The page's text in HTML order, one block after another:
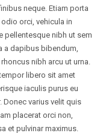
neque. Etiam porta
orci, vehicula in
pellentesque nibh ut sem
a dapibus bibendum,
nibh arcu ut urna.
libero sit amet
iaculis purus eu
Donec varius velit quis
placerat orci non,
et pulvinar maximus.